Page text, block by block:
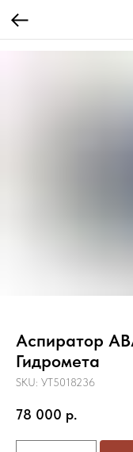
Аспиратор
Гидромета
SKU: УТ5018236
78 000 р.